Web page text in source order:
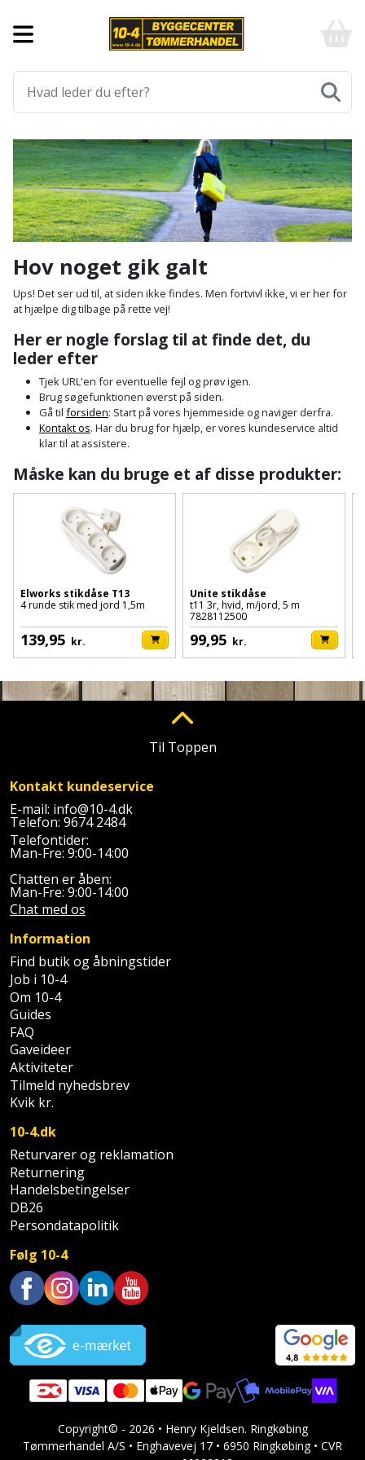
Aluprofiler
Armering
Asfalt
Befæstigelse
Byggeplader
Cement
og
mørtel
Damp-
og
vindspærre
lås
Fliseopsætning
og
Garageport
Gelænder
Gips
Grundmursplader
Hardieplank
brædder
Hemsestige
Isolering
Komposit
terrassebrædder
Lecablokke
og
fundablokke
Lofter
Lofttrapper
Murbinder
Murpap
og
murfolie
Mursten
Gulve
Fliser
og
klinker
Gulvtilbehør
Gulvunderlag
Gulvvarme
Laminatgulv
Vinylgulv
Værktøj
Afmærkning
Arbejdsbuk
Bærehåndtag
Båndstrammer
og
løftebånd
Blæselampe
Blindnitter
Byggepladshegn
Byggepladstrapper
Donkraft
Dorn
Fedtpresser
og
skumpistol
Gevindskærer
Gipsværktøj
Glasløfter
Glasskærer
Hæftepistol
og
-
hammer
Hammer
Høvl
Kiler
Kloakrenser
Kniv
og
hobbykniv
Koben
Kridtsnor
Landmålerstok
Elværktøj
Afkortersav
Arbejdsbord
Arbejdslamper
og
belysning
Arbejdsradio
Bajonetsav
Bajonetsavklinge
bænkslibertilbehør
Båndsav
Båndsliber
bænksliber
Bindemaskine
Bits
Bor
Bordrundsav
Bore-
og
skruemaskine
Borehammer
Boremaskinetilbehør
Diamantskæremaskine
Diamantslibertilbehør
Dykkerpistol
Dyksav
Excenterslibertilbehør
Fedtsprøjte
Flamingoskærer
Havemaskiner
Buskrydder
Dykpumpe
Fejemaskine
Generator
Græstrimmer
Hækkeklipper
Havetraktor
Højtryksrenser
Husvandværk
Kompostkværn
og
Motorsav
og
kædesav
Motorsav
og
tilbehør
Pælebor
Plæneklipper
Plæneklipper
tilbehør
Robotplæneklipper
tilbehør
Vandpumpe
Vertikalskærer
/
mosfjerner
Vinduesvasker
have
og
fritid
Affaldssortering
Affugter
Bålfad
bålsted
Batterier
Belægningssten
Belysning
Beslag
Brændeovn
Brandslukker
Brugskunst
Camping
Damprengøring
Dørmåtte
Dørrist
Drivhus
Drivhustilbehør
Elartikler
Flagstænger
til
hus
have
Fuglefoderhus
Garderobe
opbevaring
Gavekort
Grill
Maling
Afdækning
til
malerarbejde
Gulvplejemidler
Malerværktøj
udendørs
Polyfilla
til
væg
Tape
VVS
Armatur
vandhaner
Badeværelse
afløb
Pex
rør
Radiator
fittings
Stålvask
Ventilation
og
indeklima
Beklædning
BørnOutlet
Tilbudsavis
Log
ind
Guides
Gaveideer
Aktiviteter
-
billigt
og
-
Klik
og
byg
Hov noget gik galt
Ups! Det ser ud til, at siden ikke findes. Men fortvivl ikke, vi er her for
at hjælpe dig tilbage på rette vej!
Her er nogle forslag til at finde det, du
leder efter
Tjek URL'en for eventuelle fejl og prøv igen.
Brug søgefunktionen øverst på siden.
Gå til forsiden: Start på vores hjemmeside og naviger derfra.
Kontakt os. Har du brug for hjælp, er vores kundeservice altid
klar til at assistere.
Måske kan du bruge et af disse produkter:
Elworks stikdåse T13
4 runde stik med jord 1,5m
139,95 kr.
Unite stikdåse
t11 3r, hvid, m/jord, 5 m
7828112500
99,95 kr.
Til Toppen
Kontakt kundeservice
E-mail: info@10-4.dk
Telefon: 9674 2484
Telefontider:
Man-Fre: 9:00-14:00
Chatten er åben:
Man-Fre: 9:00-14:00
Chat med os
Information
Find butik og åbningstider
Job i 10-4
Om 10-4
Guides
FAQ
Gaveideer
Aktiviteter
Tilmeld nyhedsbrev
Kvik kr.
10-4.dk
Returvarer og reklamation
Returnering
Handelsbetingelser
DB26
Persondatapolitik
Følg 10-4
Copyright© - 2026 • Henry Kjeldsen. Ringkøbing
Tømmerhandel A/S • Enghavevej 17 • 6950 Ringkøbing • CVR